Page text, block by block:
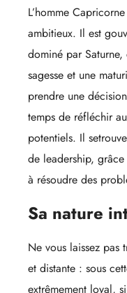
L’homme
ambitieux. Il est
dominé par
sagesse et une
prendre une
temps de réfléchir
potentiels. Il
de leadership,
à résoudre des
Sa nature
Ne vous laissez
et distante : sous
extrêmement loyal,